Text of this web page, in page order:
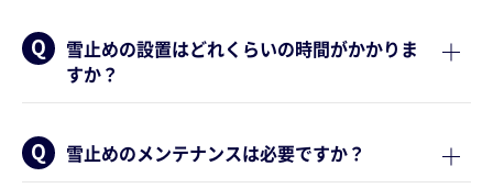
雪止めの設置はどれくらいの時間がかかりま
すか？
雪止めのメンテナンスは必要ですか？